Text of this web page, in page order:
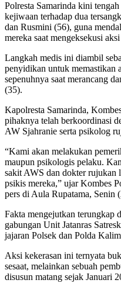
Polresta Samarinda kini
kejiwaan terhadap dua
dan Rusmini (56), guna
mereka saat mengeksekusi
Langkah medis ini diambil
penyidikan untuk memastikan
sepenuhnya saat merancang
(35).
Kapolresta Samarinda,
pihaknya telah berkoordinasi
AW Sjahranie serta psikolog
“Kami akan melakukan
maupun psikologis pelaku.
sakit AWS dan dokter rujukan
psikis mereka,” ujar Kombes
pers di Aula Rupatama, Senin
Fakta mengejutkan terungkap
gabungan Unit Jatanras
jajaran Polsek dan Polda
Aksi kekerasan ini ternyata
sesaat, melainkan sebuah
disusun matang sejak Januari